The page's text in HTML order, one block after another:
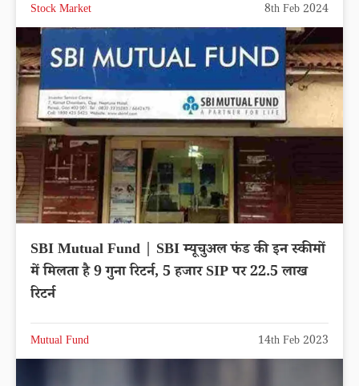
Stock Market 8th Feb 2024
SBI Mutual Fund | SBI म्यूचुअल फंड की इन स्कीमों
में मिलता है 9 गुना रिटर्न, 5 हजार SIP पर 22.5 लाख
रिटर्न
Mutual Fund 14th Feb 2023